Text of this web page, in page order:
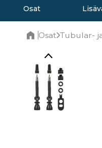
Osat
Osat Tubular-